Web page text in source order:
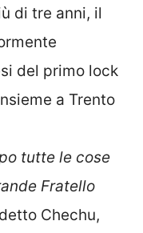
di tre anni, il
del primo lock
a Trento
tutte le cose
Fratello
detto Chechu,